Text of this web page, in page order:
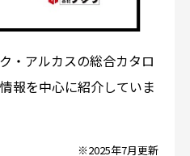
・アルカスの総合カタロ
報を中心に紹介していま
※2025年7月更新